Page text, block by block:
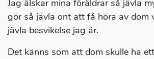
Jag älskar mina föräldrar så jävla
gör så jävla ont att få höra av dom
jävla besvikelse jag är.
Det känns som att dom skulle ha